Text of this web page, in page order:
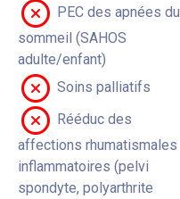
PEC des apnées du
sommeil (SAHOS
adulte/enfant)
Soins palliatifs
Rééduc des
affections rhumatismales
inflammatoires (pelvi
spondyte, polyarthrite